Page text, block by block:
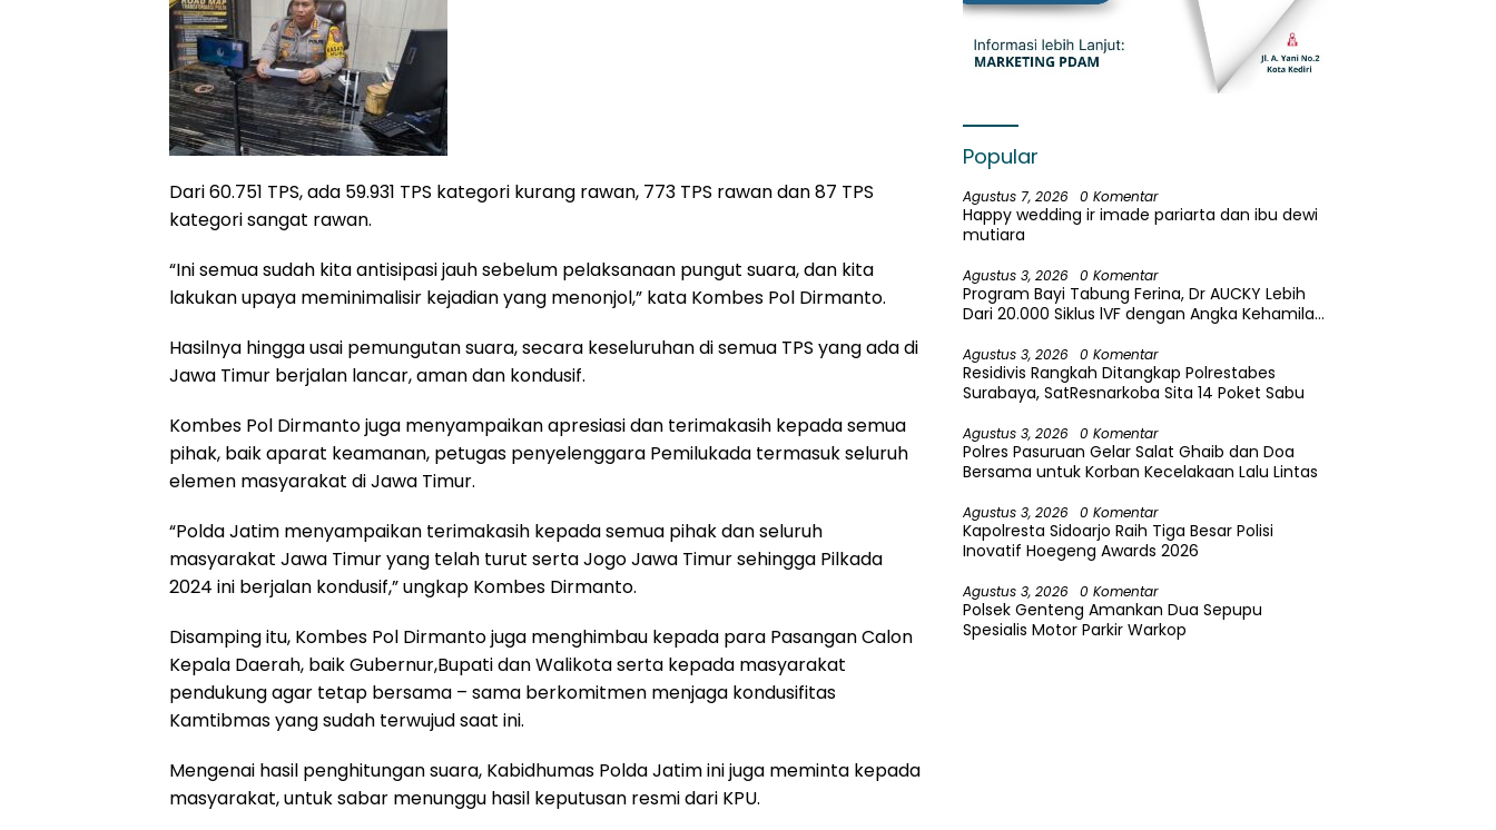
Dari 60.751 TPS, ada 59.931 TPS kategori kurang rawan, 773 TPS rawan dan 87 TPS
kategori sangat rawan.
“Ini semua sudah kita antisipasi jauh sebelum pelaksanaan pungut suara, dan kita
lakukan upaya meminimalisir kejadian yang menonjol,” kata Kombes Pol Dirmanto.
Hasilnya hingga usai pemungutan suara, secara keseluruhan di semua TPS yang ada di
Jawa Timur berjalan lancar, aman dan kondusif.
Kombes Pol Dirmanto juga menyampaikan apresiasi dan terimakasih kepada semua
pihak, baik aparat keamanan, petugas penyelenggara Pemilukada termasuk seluruh
elemen masyarakat di Jawa Timur.
“Polda Jatim menyampaikan terimakasih kepada semua pihak dan seluruh
masyarakat Jawa Timur yang telah turut serta Jogo Jawa Timur sehingga Pilkada
2024 ini berjalan kondusif,” ungkap Kombes Dirmanto.
Disamping itu, Kombes Pol Dirmanto juga menghimbau kepada para Pasangan Calon
Kepala Daerah, baik Gubernur,Bupati dan Walikota serta kepada masyarakat
pendukung agar tetap bersama – sama berkomitmen menjaga kondusifitas
Kamtibmas yang sudah terwujud saat ini.
Mengenai hasil penghitungan suara, Kabidhumas Polda Jatim ini juga meminta kepada
masyarakat, untuk sabar menunggu hasil keputusan resmi dari KPU.
Popular
Agustus 7, 2026 0 Komentar
Happy wedding ir imade pariarta dan ibu dewi
mutiara
Agustus 3, 2026 0 Komentar
Program Bayi Tabung Ferina, Dr AUCKY Lebih
Dari 20.000 Siklus lVF dengan Angka Kehamilan
Agustus 3, 2026 0 Komentar
Residivis Rangkah Ditangkap Polrestabes
Surabaya, SatResnarkoba Sita 14 Poket Sabu
Agustus 3, 2026 0 Komentar
Polres Pasuruan Gelar Salat Ghaib dan Doa
Bersama untuk Korban Kecelakaan Lalu Lintas
Agustus 3, 2026 0 Komentar
Kapolresta Sidoarjo Raih Tiga Besar Polisi
Inovatif Hoegeng Awards 2026
Agustus 3, 2026 0 Komentar
Polsek Genteng Amankan Dua Sepupu
Spesialis Motor Parkir Warkop